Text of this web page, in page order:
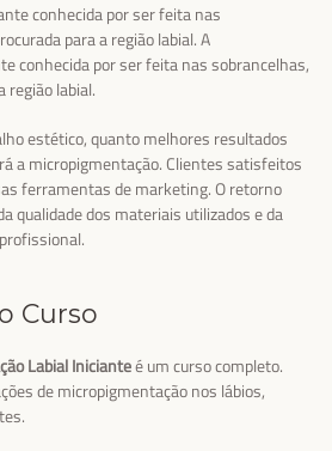
conhecida por ser feita nas
para a região labial. A
conhecida por ser feita nas sobrancelhas,
região labial.
estético, quanto melhores resultados
a micropigmentação. Clientes satisfeitos
ferramentas de marketing. O retorno
qualidade dos materiais utilizados e da
Curso
Labial Inicianteé um curso completo.
de micropigmentação nos lábios,